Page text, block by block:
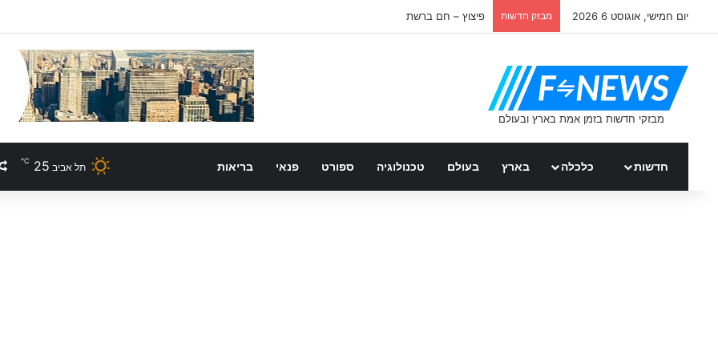
יום חמישי, אוגוסט 6 2026 מבזק חדשות פיצוץ – חם ברשת
חדשות כלכלה בארץ בעולם טכנולוגיה ספורט פנאי בריאות תל אביב 25
℃